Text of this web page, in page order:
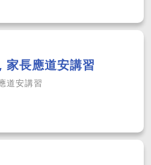
家長應道安講習
道安講習